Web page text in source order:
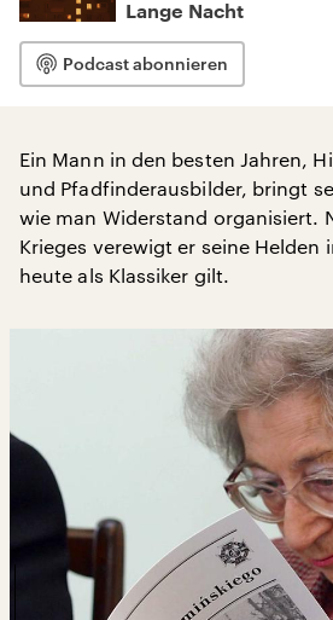
Lange Nacht
Podcast abonnieren
Ein Mann in den besten Jahren,
und Pfadfinderausbilder, bringt
wie man Widerstand organisiert.
Krieges verewigt er seine Helden
heute als Klassiker gilt.